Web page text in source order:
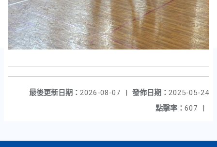
發佈日期： 2025-05-24
最後更新日期： 2026-08-07
|
點擊率： 607 |